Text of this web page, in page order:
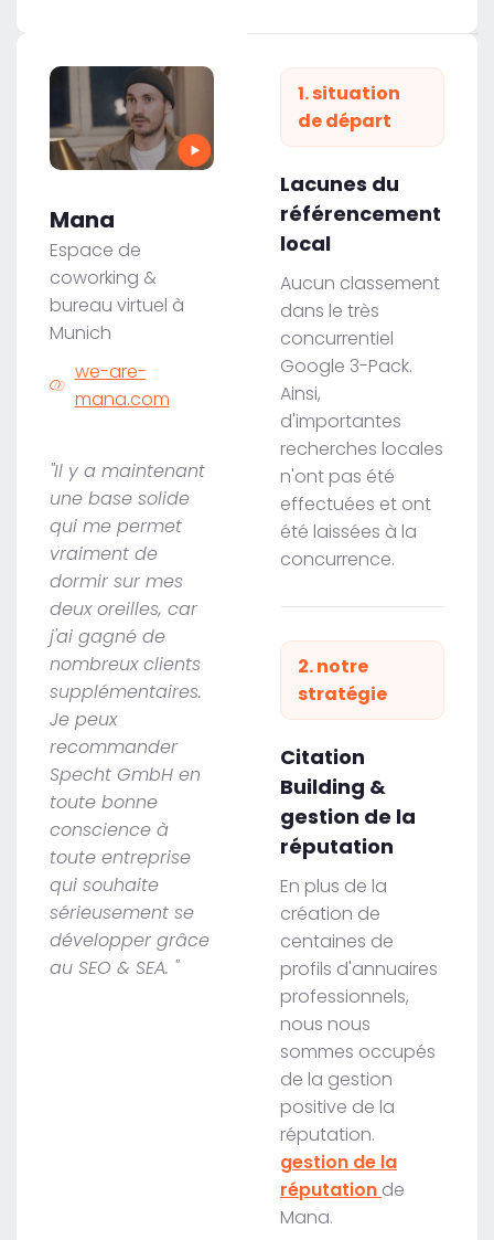
1. situation
de départ
Lacunes du
référencement
local
Aucun classement
dans le très
concurrentiel
Google 3-Pack.
Ainsi,
d'importantes
recherches locales
n'ont pas été
effectuées et ont
été laissées à la
concurrence.
2. notre
stratégie
Citation
Building &
gestion de la
réputation
En plus de la
création de
centaines de
profils d'annuaires
professionnels,
nous nous
sommes occupés
de la gestion
positive de la
réputation.
gestion de la
réputation de
Mana.
Mana
Espace de
coworking &
bureau virtuel à
Munich
we-are-
mana.com
"Il y a maintenant
une base solide
qui me permet
vraiment de
dormir sur mes
deux oreilles, car
j'ai gagné de
nombreux clients
supplémentaires.
Je peux
recommander
Specht GmbH en
toute bonne
conscience à
toute entreprise
qui souhaite
sérieusement se
développer grâce
au SEO & SEA. "